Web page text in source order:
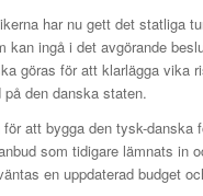
har nu gett det statliga
kan ingå i det avgörande
göras för att klarlägga vika
den danska staten.
att bygga den tysk-danska
som tidigare lämnats
en uppdaterad budget